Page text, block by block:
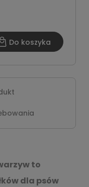
Do koszyka
to
dla psów